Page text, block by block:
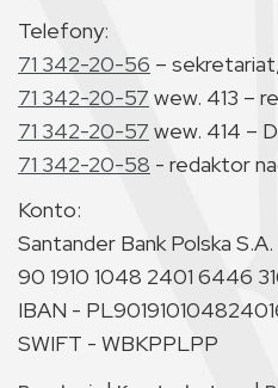
Telefony:
71 342-20-56 –
71 342-20-57 wew. 413 –
71 342-20-57 wew. 414 –
71 342-20-58 - redaktor
Konto:
Santander Bank Polska S.A.
90 1910 1048 2401 6446
IBAN -
SWIFT - WBKPPLPP